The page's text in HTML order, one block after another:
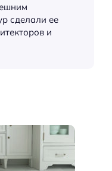
сделали ее
и